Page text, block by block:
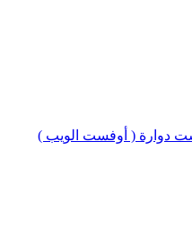
دوارة ( أوفست الويب )